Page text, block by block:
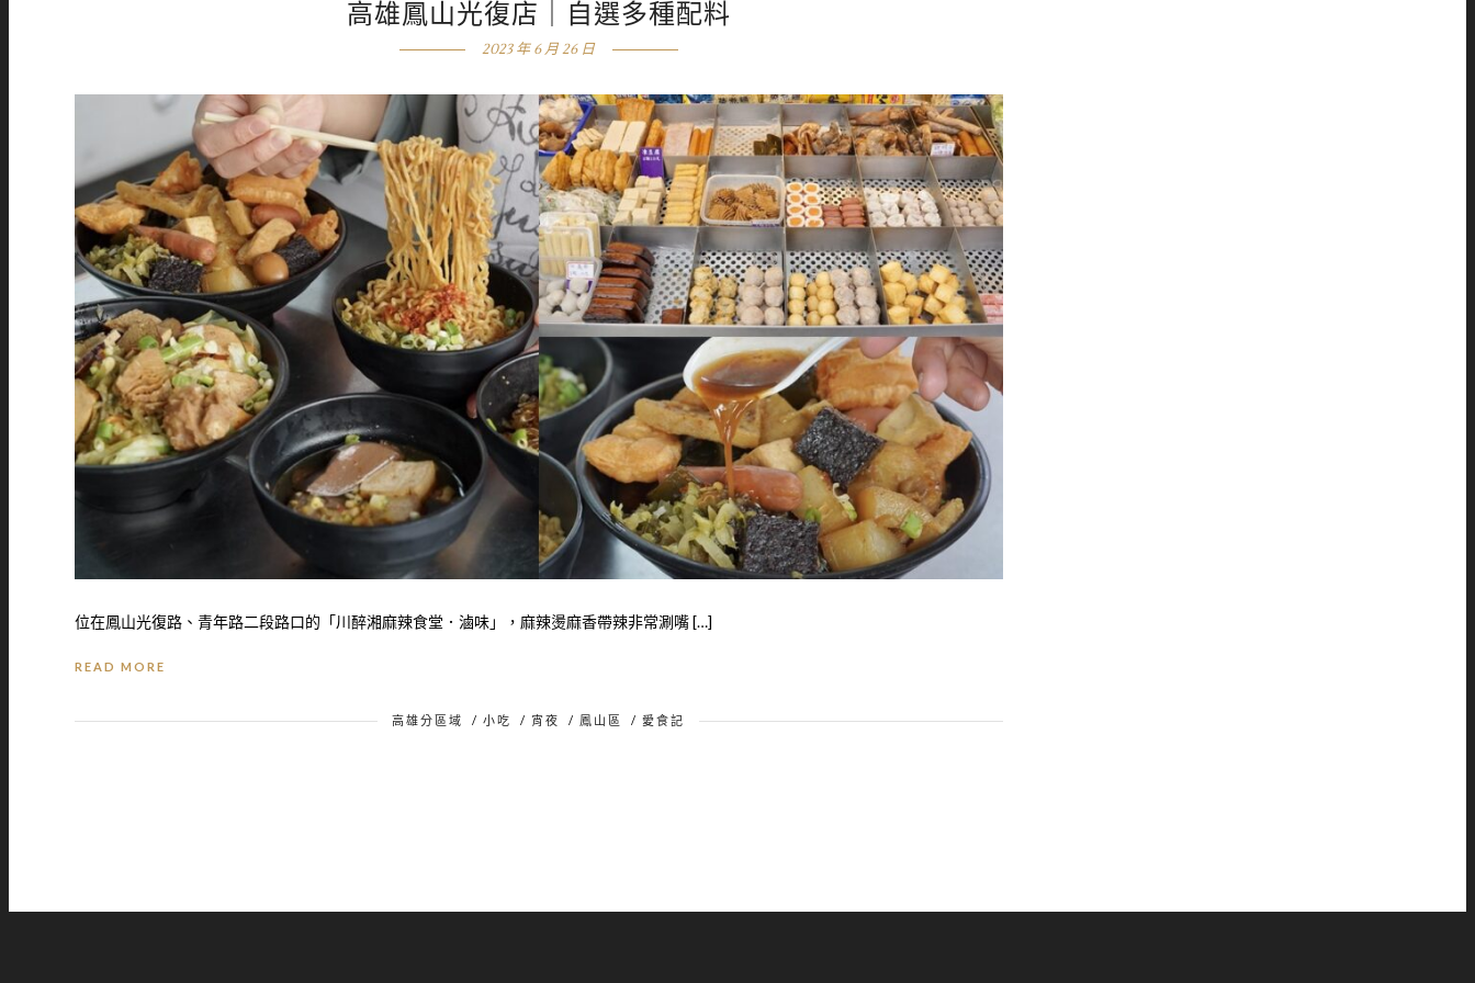
高雄鳳山光復店｜自選多種配料
2023 年 6 月 26 日
位在鳳山光復路、青年路二段路口的「川醉湘麻辣食堂．滷味」，麻辣燙麻香帶辣非常涮嘴 […]
READ MORE
高雄分區域 /小吃 /宵夜 / 鳳山區 /愛食記